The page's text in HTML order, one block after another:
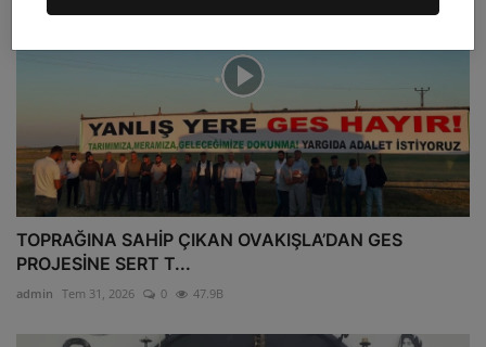
TOPRAĞINA SAHİP ÇIKAN OVAKIŞLA’DAN GES
PROJESİNE SERT T...
admin Tem 31, 2026 0 47.9B